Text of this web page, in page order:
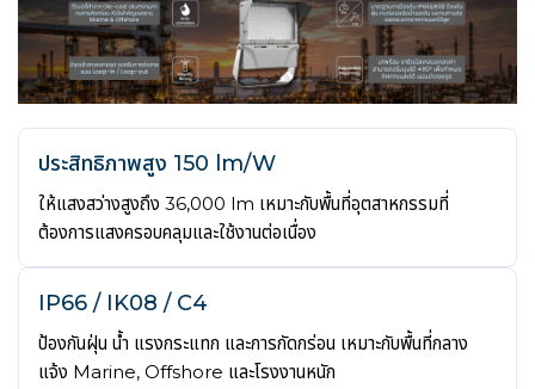
ประสิทธิภาพสูง 150 lm/W
ให้แสงสว่างสูงถึง 36,000 lm เหมาะกับพื้นที่อุตสาหกรรมที่
ต้องการแสงครอบคลุมและใช้งานต่อเนื่อง
IP66 / IK08 / C4
ป้องกันฝุ่น น้ำ แรงกระแทก และการกัดกร่อน เหมาะกับพื้นที่กลาง
แจ้ง Marine, Offshore และโรงงานหนัก